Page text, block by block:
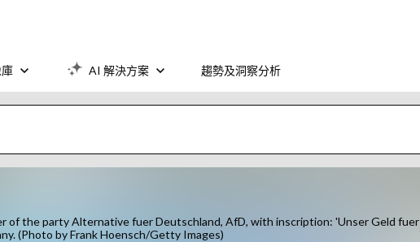
AI 解決方案 趨勢及洞察分析
of the party Alternative fuer Deutschland, AfD, with inscription: 'Unser Geld fuer
(Photo by Frank Hoensch/Getty Images)